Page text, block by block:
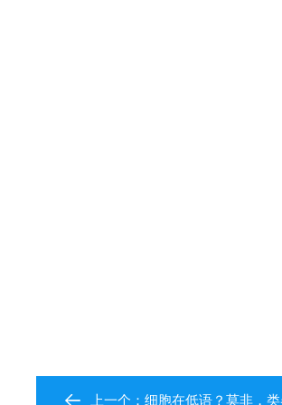
上一个：细胞在低语？莫非，